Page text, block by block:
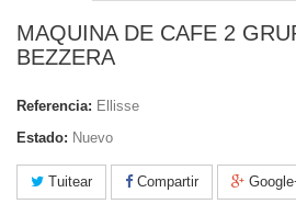
MAQUINA DE CAFE 2
BEZZERA
Referencia: Ellisse
Estado: Nuevo
Tuitear Compartir